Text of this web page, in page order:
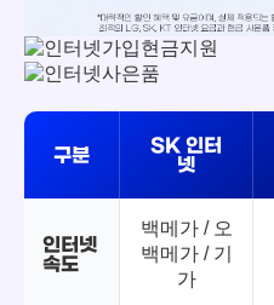
구분
SK 인터
넷
인터넷
속도
백메가 / 오
백메가 / 기
가